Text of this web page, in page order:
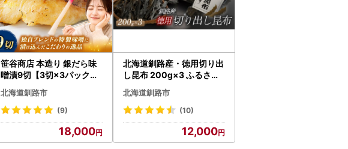
笹谷商店 本造り 銀だら味
噌漬9切【3切×3パック】
ふるさと納税 魚 F4F-830
9
北海道釧路市
(9)
18,000
北海道釧路産・徳用切り出
し昆布 200g×3 ふるさと
納税 昆布 F4F-5161
北海道釧路市
(10)
12,000